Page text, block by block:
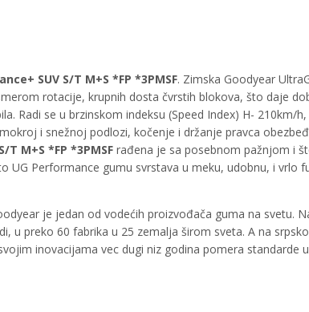
SUV S/T M+S *FP *3PMSF. Zimska Goodyear
rotacije, krupnih dosta čvrstih blokova, što daje
Radi se u brzinskom indeksu (Speed Index) H- 210km/
i snežnoj podlozi, kočenje i držanje pravca
T M+S *FP *3PMSF rađena je sa posebnom pažnjom i
UG Performance gumu svrstava u meku, udobnu, i vrlo
je jedan od vodećih proizvođača guma na svetu.
u preko 60 fabrika u 25 zemalja širom sveta. A na
inovacijama vec dugi niz godina pomera